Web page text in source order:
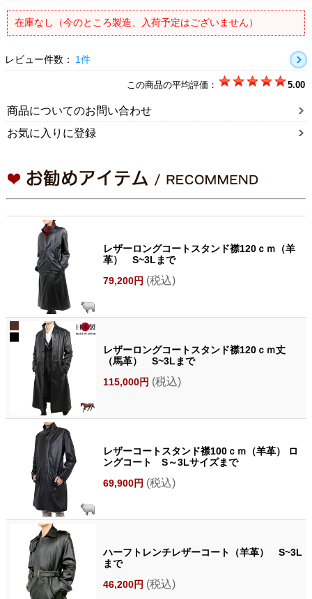
在庫なし（今のところ製造、入荷予定はございません）
レビュー件数： 1件
この商品の平均評価： 5.00
商品についてのお問い合わせ
お気に入りに登録
レザーロングコートスタンド襟120ｃｍ（羊
革） S~3Lまで
79,200円 (税込)
レザーロングコートスタンド襟120ｃｍ丈
（馬革） S~3Lまで
115,000円 (税込)
レザーコートスタンド襟100ｃｍ（羊革） ロ
ングコート S～3Lサイズまで
69,900円 (税込)
ハーフトレンチレザーコート（羊革） S~3L
まで
46,200円 (税込)